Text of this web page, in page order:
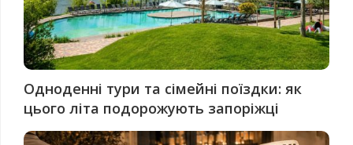
Одноденні тури та сімейні поїздки: як
цього літа подорожують запоріжці